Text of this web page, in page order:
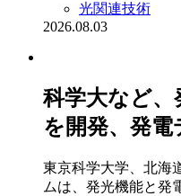
光関連技術
2026.08.03
科学大など、
を開発、発
東京科学大学、北海
ムは、発光機能と発